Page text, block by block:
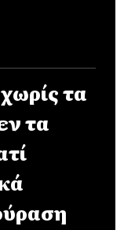
τα
τα